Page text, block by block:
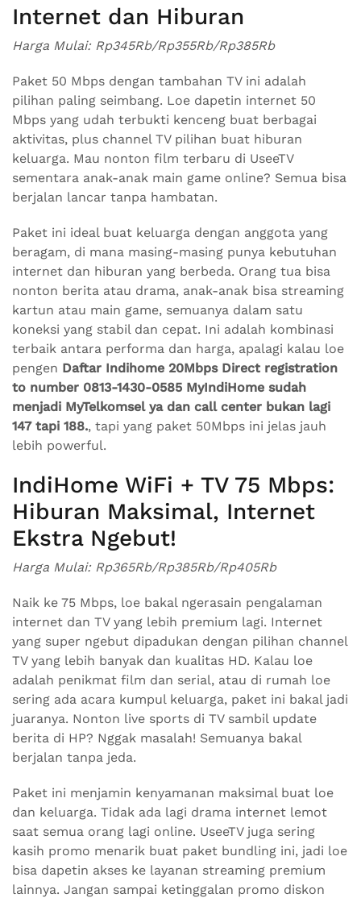
Internet dan Hiburan
Harga Mulai: Rp345Rb/Rp355Rb/Rp385Rb
Paket 50 Mbps dengan tambahan TV ini adalah
pilihan paling seimbang. Loe dapetin internet 50
Mbps yang udah terbukti kenceng buat berbagai
aktivitas, plus channel TV pilihan buat hiburan
keluarga. Mau nonton film terbaru di UseeTV
sementara anak-anak main game online? Semua bisa
berjalan lancar tanpa hambatan.
Paket ini ideal buat keluarga dengan anggota yang
beragam, di mana masing-masing punya kebutuhan
internet dan hiburan yang berbeda. Orang tua bisa
nonton berita atau drama, anak-anak bisa streaming
kartun atau main game, semuanya dalam satu
koneksi yang stabil dan cepat. Ini adalah kombinasi
terbaik antara performa dan harga, apalagi kalau loe
pengen Daftar Indihome 20Mbps Direct registration
to number 0813-1430-0585 MyIndiHome sudah
menjadi MyTelkomsel ya dan call center bukan lagi
147 tapi 188., tapi yang paket 50Mbps ini jelas jauh
lebih powerful.
IndiHome WiFi + TV 75 Mbps:
Hiburan Maksimal, Internet
Ekstra Ngebut!
Harga Mulai: Rp365Rb/Rp385Rb/Rp405Rb
Naik ke 75 Mbps, loe bakal ngerasain pengalaman
internet dan TV yang lebih premium lagi. Internet
yang super ngebut dipadukan dengan pilihan channel
TV yang lebih banyak dan kualitas HD. Kalau loe
adalah penikmat film dan serial, atau di rumah loe
sering ada acara kumpul keluarga, paket ini bakal jadi
juaranya. Nonton live sports di TV sambil update
berita di HP? Nggak masalah! Semuanya bakal
berjalan tanpa jeda.
Paket ini menjamin kenyamanan maksimal buat loe
dan keluarga. Tidak ada lagi drama internet lemot
saat semua orang lagi online. UseeTV juga sering
kasih promo menarik buat paket bundling ini, jadi loe
bisa dapetin akses ke layanan streaming premium
lainnya. Jangan sampai ketinggalan promo diskon